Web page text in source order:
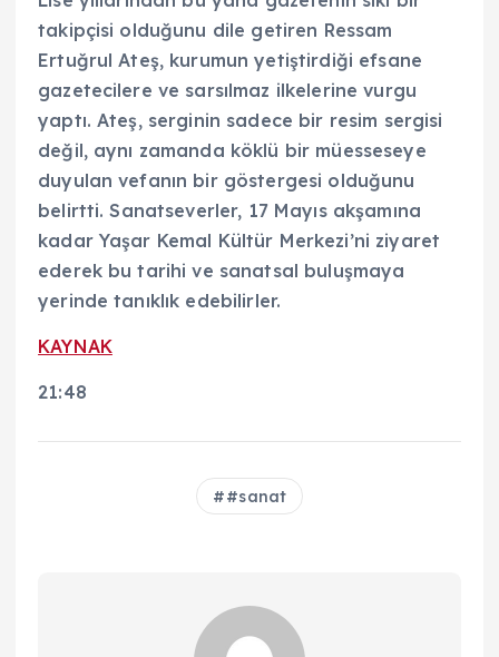
takipçisi olduğunu dile getiren Ressam
Ertuğrul Ateş, kurumun yetiştirdiği efsane
gazetecilere ve sarsılmaz ilkelerine vurgu
yaptı. Ateş, serginin sadece bir resim sergisi
değil, aynı zamanda köklü bir müesseseye
duyulan vefanın bir göstergesi olduğunu
belirtti. Sanatseverler, 17 Mayıs akşamına
kadar Yaşar Kemal Kültür Merkezi’ni ziyaret
ederek bu tarihi ve sanatsal buluşmaya
yerinde tanıklık edebilirler.
KAYNAK
21:48
#sanat